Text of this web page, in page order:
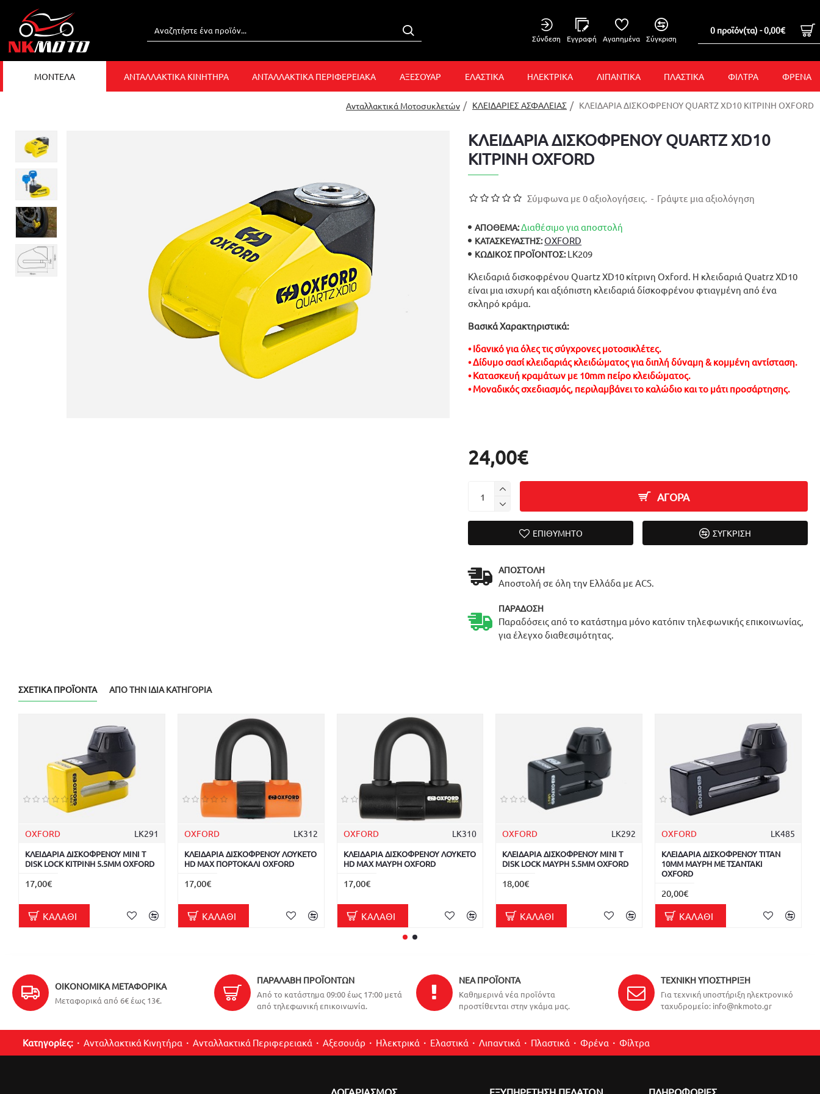
Σύνδεση Εγγραφή Αγαπημένα Σύγκριση
0 προϊόν(τα) - 0,00€
ΜΟΝΤΕΛΑ ΑΝΤΑΛΛΑΚΤΙΚΑ ΚΙΝΗΤΗΡΑ ΑΝΤΑΛΛΑΚΤΙΚΑ ΠΕΡΙΦΕΡΕΙΑΚΑ ΑΞΕΣΟΥΑΡ ΕΛΑΣΤΙΚΑ ΗΛΕΚΤΡΙΚΑ ΛΙΠΑΝΤΙΚΑ ΠΛΑΣΤΙΚΑ ΦΙΛΤΡΑ ΦΡΕΝΑ
Ανταλλακτικά Μοτοσυκλετών ΚΛΕΙΔΑΡΙΕΣ ΑΣΦΑΛΕΙΑΣ ΚΛΕΙΔΑΡΙΑ ΔΙΣΚΟΦΡΕΝΟΥ QUARTZ XD10 ΚΙΤΡΙΝΗ OXFORD
ΚΛΕΙΔΑΡΙΑ ΔΙΣΚΟΦΡΕΝΟΥ QUARTZ XD10
ΚΙΤΡΙΝΗ OXFORD
Κλειδαριά δισκοφρένου Quartz XD10 κίτρινη Oxford. Η κλειδαριά Quatrz XD10
είναι μια ισχυρή και αξιόπιστη κλειδαριά δίσκοφρένου φτιαγμένη από ένα
σκληρό κράμα.
Βασικά Χαρακτηριστικά:
• Ιδανικό για όλες τις σύγχρονες μοτοσικλέτες.
• Δίδυμο σασί κλειδαριάς κλειδώματος για διπλή δύναμη & κομμένη αντίσταση.
• Κατασκευή κραμάτων με 10mm πείρο κλειδώματος.
• Μοναδικός σχεδιασμός, περιλαμβάνει το καλώδιο και το μάτι προσάρτησης.
ΑΠΟΘΕΜΑ:Διαθέσιμο για αποστολή
ΚΑΤΑΣΚΕΥΑΣΤΉΣ: OXFORD
ΚΩΔΙΚΌΣ ΠΡΟΪΌΝΤΟΣ: LK209
Σύμφωνα με 0 αξιολογήσεις. - Γράψτε μια αξιολόγηση
24,00€
ΑΓΟΡΑ
ΕΠΙΘΥΜΗΤΌ ΣΎΓΚΡΙΣΗ
ΑΠΟΣΤΟΛΉ
Αποστολή σε όλη την Ελλάδα με ACS.
ΠΑΡΆΔΟΣΗ
Παραδόσεις από το κατάστημα μόνο κατόπιν τηλεφωνικής επικοινωνίας,
για έλεγχο διαθεσιμότητας.
ΣΧΕΤΙΚΆ ΠΡΟΪΌΝΤΑ ΑΠΌ ΤΗΝ ΊΔΙΑ ΚΑΤΗΓΟΡΊΑ
OXFORD LK291
ΚΛΕΙΔΑΡΙΑ ΔΙΣΚΟΦΡΕΝΟΥ MINI T
DISK LOCK ΚΙΤΡΙΝΗ 5.5MM OXFORD
17,00€
ΚΑΛΆΘΙ
OXFORD LK312
ΚΛΕΙΔΑΡΙΑ ΔΙΣΚΟΦΡΕΝΟΥ ΛΟΥΚΕΤΟ
HD MAX ΠΟΡΤΟΚΑΛΙ OXFORD
17,00€
ΚΑΛΆΘΙ
OXFORD LK310
ΚΛΕΙΔΑΡΙΑ ΔΙΣΚΟΦΡΕΝΟΥ ΛΟΥΚΕΤΟ
HD MAX ΜΑΥΡΗ OXFORD
17,00€
ΚΑΛΆΘΙ
OXFORD LK292
ΚΛΕΙΔΑΡΙΑ ΔΙΣΚΟΦΡΕΝΟΥ MINI T
DISK LOCK ΜΑΥΡΗ 5.5MM OXFORD
18,00€
ΚΑΛΆΘΙ
OXFORD LK485
ΚΛΕΙΔΑΡΙΑ ΔΙΣΚΟΦΡΕΝΟΥ TITAN
10MM ΜΑΥΡΗ ΜΕ ΤΣΑΝΤΑΚΙ
OXFORD
20,00€
ΚΑΛΆΘΙ
ΟΙΚΟΝΟΜΙΚΆ ΜΕΤΑΦΟΡΙΚΆ
Μεταφορικά από 6€ έως 13€.
ΠΑΡΑΛΑΒΉ ΠΡΟΪΌΝΤΩΝ
Από το κατάστημα 09:00 έως 17:00 μετά
από τηλεφωνική επικοινωνία.
ΝΈΑ ΠΡΟΪΌΝΤΑ
Καθημερινά νέα προϊόντα
προστίθενται στην γκάμα μας.
ΤΕΧΝΙΚΉ ΥΠΟΣΤΉΡΙΞΗ
Για τεχνική υποστήριξη ηλεκτρονικό
ταχυδρομείο: info@nkmoto.gr
Κατηγορίες: Ανταλλακτικά Κινητήρα Ανταλλακτικά Περιφερειακά Αξεσουάρ Ηλεκτρικά Ελαστικά Λιπαντικά Πλαστικά Φρένα Φίλτρα
ΛΟΓΑΡΙΑΣΜΌΣ ΕΞΥΠΗΡΕΤΗΣΗ ΠΕΛΑΤΩΝ ΠΛΗΡΟΦΟΡΙΕΣ